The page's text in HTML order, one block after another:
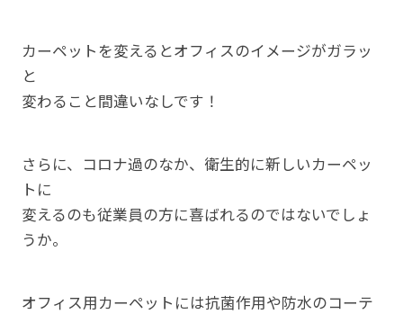
カーペットを変えるとオフィスのイメージがガラッ
と
変わること間違いなしです！
さらに、コロナ過のなか、衛生的に新しいカーペッ
トに
変えるのも従業員の方に喜ばれるのではないでしょ
うか。
オフィス用カーペットには抗菌作用や防水のコーテ